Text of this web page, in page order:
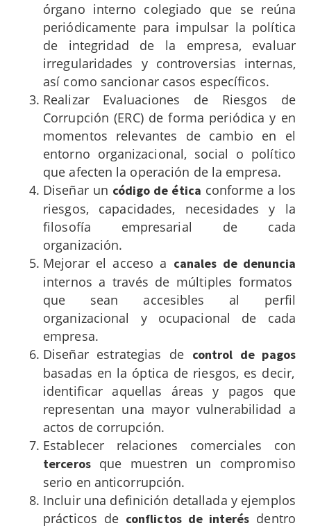
órgano interno colegiado que se reúna
periódicamente para impulsar la política
de integridad de la empresa, evaluar
irregularidades y controversias internas,
así como sancionar casos específicos.
Realizar Evaluaciones de Riesgos de
Corrupción (ERC) de forma periódica y en
momentos relevantes de cambio en el
entorno organizacional, social o político
que afecten la operación de la empresa.
Diseñar un código de ética conforme a los
riesgos, capacidades, necesidades y la
filosofía empresarial de cada
organización.
Mejorar el acceso a canales de denuncia
internos a través de múltiples formatos
que sean accesibles al perfil
organizacional y ocupacional de cada
empresa.
Diseñar estrategias de control de pagos
basadas en la óptica de riesgos, es decir,
identificar aquellas áreas y pagos que
representan una mayor vulnerabilidad a
actos de corrupción.
Establecer relaciones comerciales con
tercerosque muestren un compromiso
serio en anticorrupción.
Incluir una definición detallada y ejemplos
prácticos de conflictos de interés dentro